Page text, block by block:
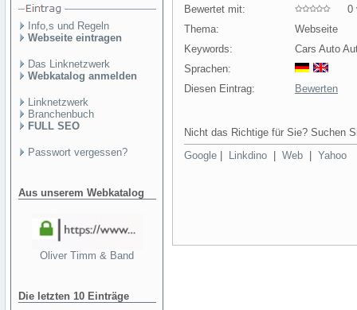
Info,s und Regeln
Webseite eintragen
Das Linknetzwerk
Webkatalog anmelden
Linknetzwerk
Branchenbuch
FULL SEO
Passwort vergessen?
Aus unserem Webkatalog
Oliver Timm & Band
Die letzten 10 Einträge
Bewertet mit:
0
Thema:
Webseite
Keywords:
Cars Auto
Sprachen:
Diesen Eintrag:
Bewerten
Nicht das Richtige für Sie? Suchen
Google
Linkdino Web Yahoo